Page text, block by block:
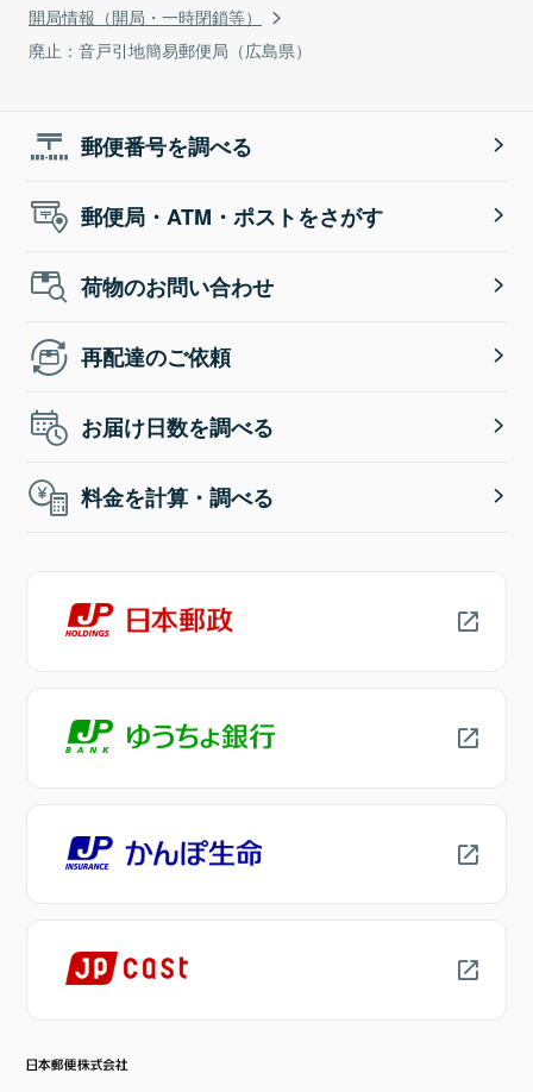
開局情報（開局・一時閉鎖等）
廃止：音戸引地簡易郵便局（広島県）
郵便番号を調べる
郵便局・ATM・ポストをさがす
荷物のお問い合わせ
再配達のご依頼
お届け日数を調べる
料金を計算・調べる